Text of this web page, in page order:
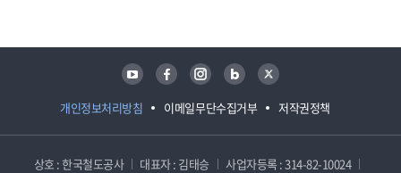
개인정보처리방침 이메일무단수집거부 저작권정책
유튜브 페이스북 인스타그램 블로그 트위터
상호 : 한국철도공사 대표자 : 김태승
사업자등록 : 314-82-10024